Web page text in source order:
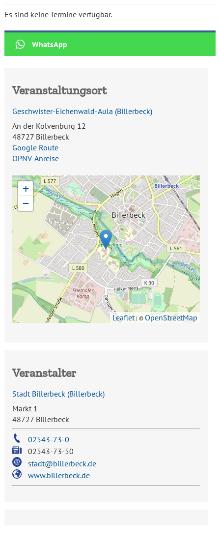
Es sind keine Termine verfügbar.
Veranstaltungsort
Geschwister-Eichenwald-Aula (Billerbeck)
An der Kolvenburg 12
48727 Billerbeck
Google Route
ÖPNV-Anreise
+
−
Leaflet| © OpenStreetMap
Veranstalter
Stadt Billerbeck (Billerbeck)
Markt 1
48727 Billerbeck
02543-73-0
02543-73-50
stadt@billerbeck.de
www.billerbeck.de